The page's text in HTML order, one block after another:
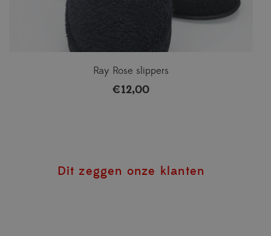
Ray Rose slippers
€12,00
Dit zeggen onze klanten